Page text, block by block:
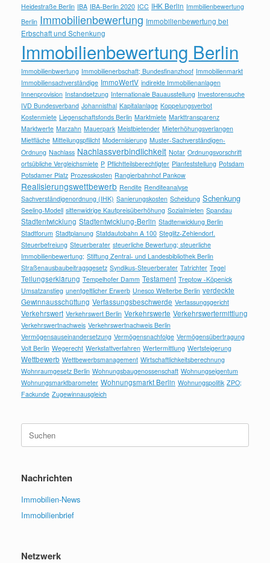
Heidestraße Berlin IBA IBA-Berlin 2020 ICC IHK Berlin Immbilienbewertung
Berlin Immobilienbewertung Immobilienbewertung bei
Erbschaft und Schenkung
Immobilienbewertung Berlin
Immobilienbwertung Immobilienerbschaft; Bundesfinanzhoof Immobilienmarkt
Immobiliensachverständige ImmoWertV indirekte Immobilienanlagen
Innenprovision Instandsetzung Internationale Bauausstellung Investorensuche
IVD Bundesverband Johannisthal Kapitalanlage Koppelungsverbot
Kostenmiete Liegenschaftsfonds Berlin Marktmiete Markttransparenz
Marktwerte Marzahn Mauerpark Meistbietender Mieterhöhungsverlangen
Mietfläche Mitteilungspflilcht Modernisierung Muster-Sachverständigen-
Ordnung Nachlass Nachlassverbindlichkeit Notar Ordnungsvorschrift
ortsübliche Vergleichsmiete P Pflichtteilsberechtigter Planfeststellung Potsdam
Potsdamer Platz Prozesskosten Rangierbahnhof Pankow
Realisierungswettbewerb Rendite Renditeanalyse
Sachverständigenordnung (IHK) Sanierungskosten Scheidung Schenkung
Seeling-Modell sittenwidrige Kaufpreisüberhöhung Sozialmieten Spandau
Stadtentwicklung Stadtentwicklung-Berlin Stadtenwicklung Berlin
Stadtforum Stadtplanung Statdautobahn A 100 Steglitz-Zehlendorf.
Steuerbefreiung Steuerberater steuerliche Bewertung; steuerliche
Immobilienbewertung; Stiftung Zentral- und Landesbibliothek Berlin
Straßenausbaubeitragsgesetz Syndikus-Steuerberater Tatrichter Tegel
Teilungserklärung Tempelhofer Damm Testament Treptow -Köpenick
Umsatzanstieg unentgeltlicher Erwerb Unesco Welterbe Berlin verdeckte
Gewinnausschüttung Verfassungsbeschwerde Verfassungsgericht
Verkehrswert Verkehrswert Berlin Verkehrswerte Verkehrswertermittlung
Verkehrswertnachweis Verkehrswertnachweis Berlin
Vermögensauseinandersetzung Vermögensnachfolge Vermögensübertragung
Volt Berlin Wegerecht Werkstattverfahren Wertermittlung Wertsteigerung
Wettbewerb Wettbewerbsmanagement Wirtschaftlichkeitsberechnung
Wohnraumgesetz Berlin Wohnungsbaugenossenschaft Wohnungseigentum
Wohnungsmarktbarometer Wohnungsmarkt Berlin Wohnungspolitik ZPO;
Fackunde Zugewinnausgleich
Suchen
nach:
Nachrichten
Immobilien-News
Immobilienbrief
Netzwerk